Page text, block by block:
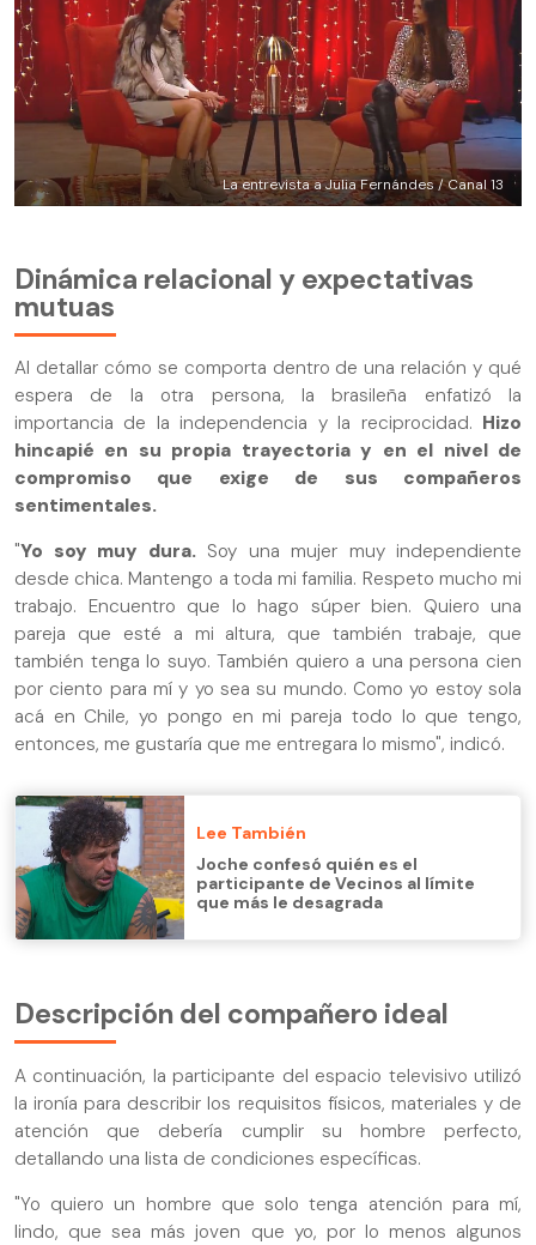
La entrevista a Julia Fernándes / Canal 13
Dinámica relacional y expectativas
mutuas
Al detallar cómo se comporta dentro de una relación y qué
espera de la otra persona, la brasileña enfatizó la
importancia de la independencia y la reciprocidad. Hizo
hincapié en su propia trayectoria y en el nivel de
compromiso que exige de sus compañeros
sentimentales.
"Yo soy muy dura.Soy una mujer muy independiente
desde chica. Mantengo a toda mi familia. Respeto mucho mi
trabajo. Encuentro que lo hago súper bien. Quiero una
pareja que esté a mi altura, que también trabaje, que
también tenga lo suyo. También quiero a una persona cien
por ciento para mí y yo sea su mundo. Como yo estoy sola
acá en Chile, yo pongo en mi pareja todo lo que tengo,
entonces, me gustaría que me entregara lo mismo", indicó.
Lee También
Joche confesó quién es el
participante de Vecinos al límite
que más le desagrada
Descripción del compañero ideal
A continuación, la participante del espacio televisivo utilizó
la ironía para describir los requisitos físicos, materiales y de
atención que debería cumplir su hombre perfecto,
detallando una lista de condiciones específicas.
"Yo quiero un hombre que solo tenga atención para mí,
lindo, que sea más joven que yo, por lo menos algunos